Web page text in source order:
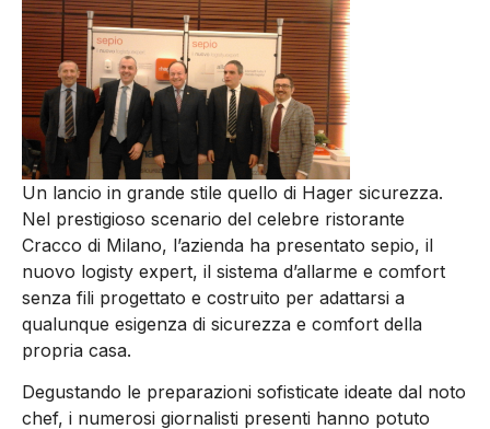
Un lancio in grande stile quello di Hager sicurezza.
Nel prestigioso scenario del celebre ristorante
Cracco di Milano, l’azienda ha presentato sepio, il
nuovo logisty expert, il sistema d’allarme e comfort
senza fili progettato e costruito per adattarsi a
qualunque esigenza di sicurezza e comfort della
propria casa.
Degustando le preparazioni sofisticate ideate dal noto
chef, i numerosi giornalisti presenti hanno potuto